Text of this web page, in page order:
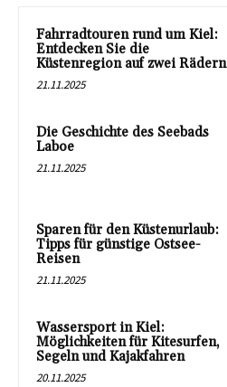
Fahrradtouren rund um Kiel:
Entdecken Sie die
Küstenregion auf zwei Rädern
21.11.2025
Die Geschichte des Seebads
Laboe
21.11.2025
Sparen für den Küstenurlaub:
Tipps für günstige Ostsee-
Reisen
21.11.2025
Wassersport in Kiel:
Möglichkeiten für Kitesurfen,
Segeln und Kajakfahren
20.11.2025